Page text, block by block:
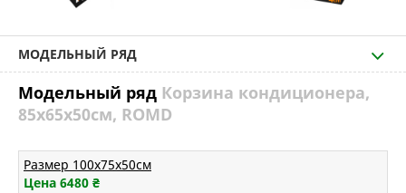
МОДЕЛЬНЫЙ РЯД
Модельный ряд Корзина кондиционера,
85х65х50см, ROMD
Размер 100х75х50см
Цена 6480 ₴